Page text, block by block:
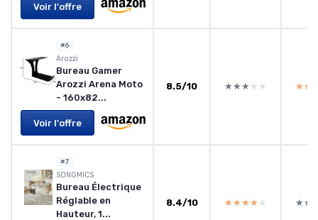
Voir l'offre
#6
Arozzi
Bureau Gamer
Arozzi Arena Moto
- 160x82...
Voir l'offre
8.5/10 ★★★★★
★★★★★
#7
SONGMICS
Bureau Électrique
Réglable en
Hauteur, 1...
8.4/10 ★★★★★
★★★★★